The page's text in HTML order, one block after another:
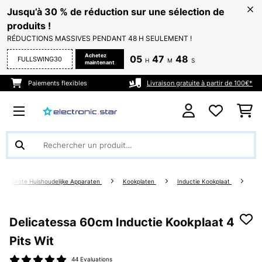
Jusqu’à 30 % de réduction sur une sélection de
produits !
RÉDUCTIONS MASSIVES PENDANT 48 H SEULEMENT !
FULLSWING30
Achetez
maintenant
05 H 47 M 48 S
Paiements flexibles Livraison gratuite à partir de 100€*
Grote Huishoudelijke Apparaten Kookplaten Inductie Kookplaat
Delicatessa 60cm Inductie Kookplaat 4
Pits Wit
44 Evaluations